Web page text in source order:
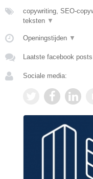
copywriting, SEO-
teksten ▼
Openingstijden ▼
Laatste facebook posts
Sociale media: